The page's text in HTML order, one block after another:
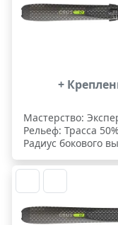
+
Мастерство:
Рельеф: Трасса
Радиус бокового